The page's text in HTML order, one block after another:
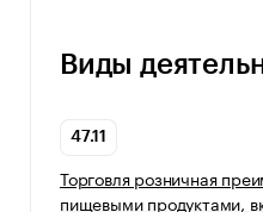
Виды
47.11
Торговля розничная
пищевыми продуктами,